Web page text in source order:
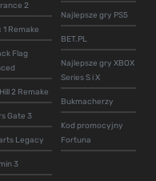
2
1 Remake
Flag
2 Remake
Gate 3
Legacy
3
Najlepsze gry PS5
BET.PL
Najlepsze gry XBOX
Series S i X
Bukmacherzy
Kod promocyjny
Fortuna